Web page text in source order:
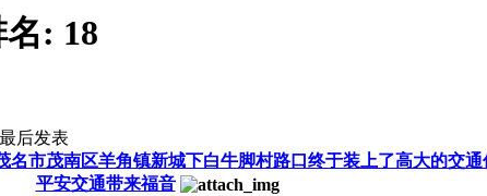
: 18
最后发表
名市茂南区羊角镇新城下白牛脚村路口终于装上了高大的交
平安交通带来福音